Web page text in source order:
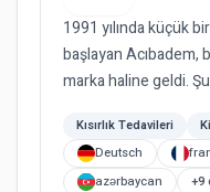
1991 yılında küçük
başlayan Acıbadem,
marka haline geldi.
Kısırlık Tedavileri
Deutsch
azərbaycan
+9